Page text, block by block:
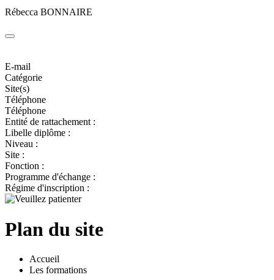
Rébecca BONNAIRE
E-mail
Catégorie
Site(s)
Téléphone
Téléphone
Entité de rattachement :
Libelle diplôme :
Niveau :
Site :
Fonction :
Programme d'échange :
Régime d'inscription :
Plan du site
Accueil
Les formations